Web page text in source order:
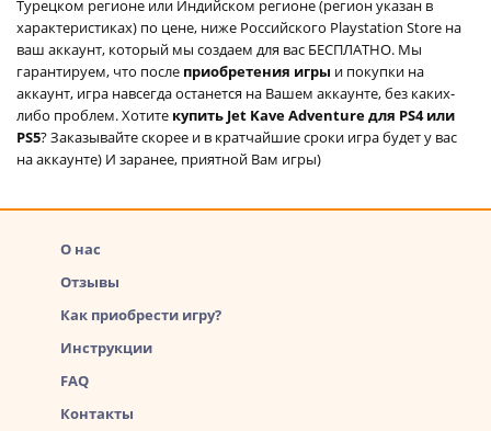
Турецком регионе или Индийском регионе (регион указан в
характеристиках) по цене, ниже Российского Playstation Store на
ваш аккаунт, который мы создаем для вас БЕСПЛАТНО. Мы
гарантируем, что после приобретения игры и покупки на
аккаунт, игра навсегда останется на Вашем аккаунте, без каких-
либо проблем. Хотите купить Jet Kave Adventure для PS4 или
PS5? Заказывайте скорее и в кратчайшие сроки игра будет у вас
на аккаунте) И заранее, приятной Вам игры)
О нас
Отзывы
Как приобрести игру?
Инструкции
FAQ
Контакты